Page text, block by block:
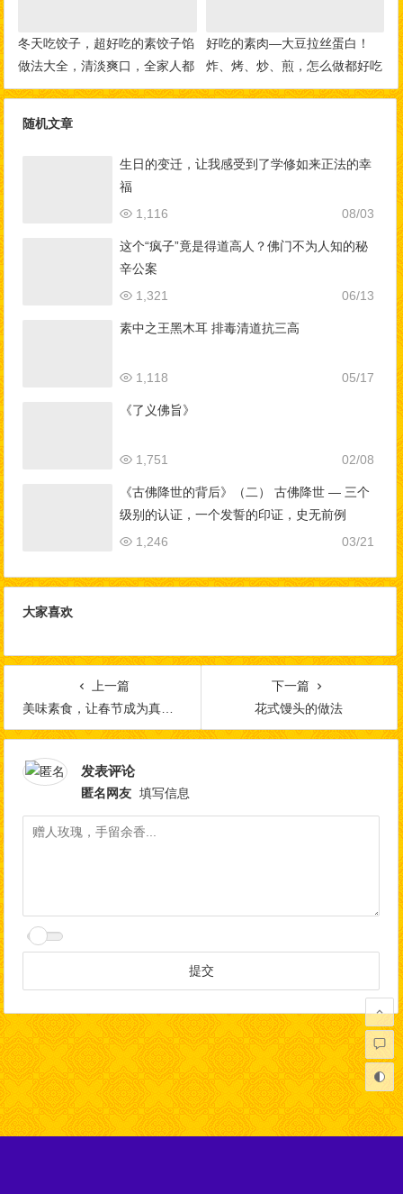
冬天吃饺子，超好吃的素饺子馅
做法大全，清淡爽口，全家人都
爱吃！
好吃的素肉—大豆拉丝蛋白！
炸、烤、炒、煎，怎么做都好吃
随机文章
生日的变迁，让我感受到了学修如来正法的幸
福
08/03
1,116
这个“疯子”竟是得道高人？佛门不为人知的秘
辛公案
06/13
1,321
素中之王黑木耳 排毒清道抗三高
05/17
1,118
《了义佛旨》
02/08
1,751
《古佛降世的背后》（二） 古佛降世 — 三个
级别的认证，一个发誓的印证，史无前例
03/21
1,246
大家喜欢
上一篇
美味素食，让春节成为真正吉祥的日子
下一篇
花式馒头的做法
发表评论
匿名网友 填写信息